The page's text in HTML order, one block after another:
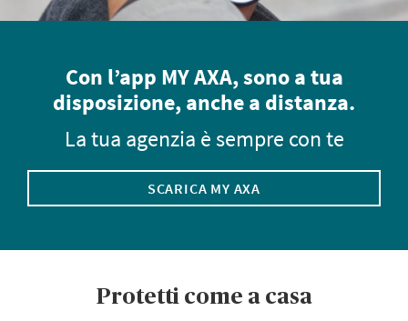
Con l’app MY AXA, sono a tua
disposizione, anche a distanza.
La tua agenzia è sempre con te
SCARICA MY AXA
Protetti come a casa